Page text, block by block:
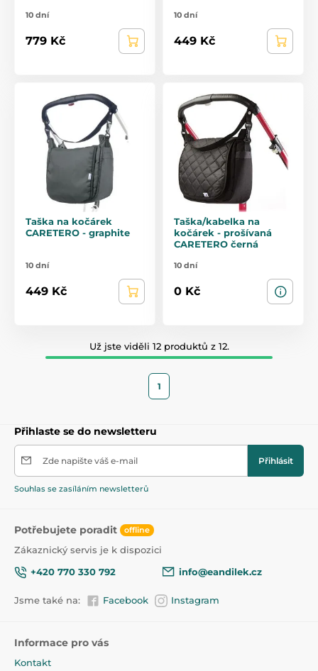
10 dní
779 Kč
10 dní
449 Kč
Taška na kočárek
CARETERO - graphite
10 dní
449 Kč
Taška/kabelka na
kočárek - prošívaná
CARETERO černá
10 dní
0 Kč
Už jste viděli 12 produktů z 12.
1
Přihlaste se do newsletteru
Zde napište váš e-mail Přihlásit
Souhlas se zasíláním newsletterů
Potřebujete poradit offline
Zákaznický servis je k dispozici
+420 770 330 792
info@eandilek.cz
Jsme také na: Facebook Instagram
Informace pro vás
Kontakt